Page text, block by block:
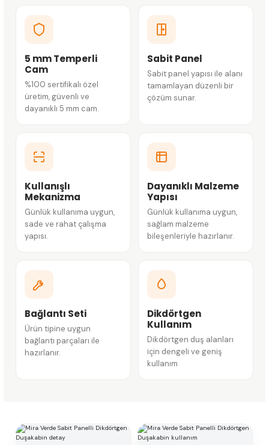
5 mm Temperli
Cam
%100 sertifikalı özel
üretim, güvenli ve
dayanıklı 5 mm cam.
Sabit Panel
Sabit panel yapısı ile alanı
tamamlayan düzenli bir
çözüm sunar.
Kullanışlı
Mekanizma
Günlük kullanıma uygun,
sade ve rahat çalışma
yapısı.
Dayanıklı Malzeme
Yapısı
Günlük kullanıma uygun,
sağlam malzeme
bileşenleriyle hazırlanır.
Bağlantı Seti
Ürün tipine uygun
bağlantı parçaları ile
hazırlanır.
Dikdörtgen
Kullanım
Dikdörtgen duş alanları
için dengeli ve geniş
kullanım